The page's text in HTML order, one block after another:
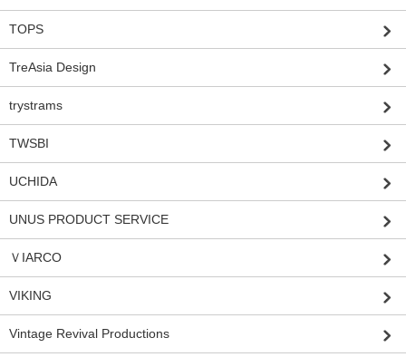
TOPS
TreAsia Design
trystrams
TWSBI
UCHIDA
UNUS PRODUCT SERVICE
ＶIARCO
VIKING
Vintage Revival Productions